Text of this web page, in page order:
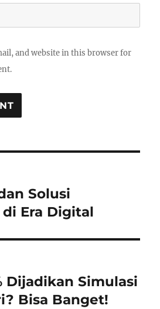
and website in this browser for
Solusi
Era Digital
Dijadikan Simulasi
Bisa Banget!